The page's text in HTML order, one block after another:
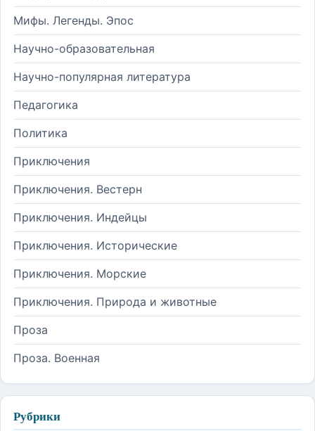
Мифы. Легенды. Эпос
Научно-образовательная
Научно-популярная литература
Педагогика
Политика
Приключения
Приключения. Вестерн
Приключения. Индейцы
Приключения. Исторические
Приключения. Морские
Приключения. Природа и животные
Проза
Проза. Военная
Рубрики